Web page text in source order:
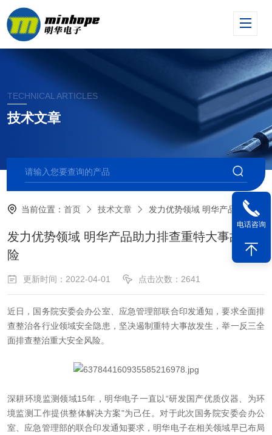
TECHNICAL ARTICLES
技术文章
当前位置：首页 技术文章 发力优势领域 明华产品助力排查重特大事故风险
发力优势领域 明华产品助力排查重特大事故风
险
更新时间：2022-04-01 点击次数：2641
近日，国务院安委会办公室、应急管理部联合印发通知，要求全面排
查整治各行业领域安全隐患，坚决遏制重特大事故发生，举一反三全
面排查整治重大安全风险。
深耕环境监测领域15年，明华电子一直以“研发国产优质仪器、为环
境监测工作提供整体解决方案"为己任。对于此次国务院安委会办公
室、应急管理部的联合印发通知要求，明华电子在相关领域早已布局
电话咨询